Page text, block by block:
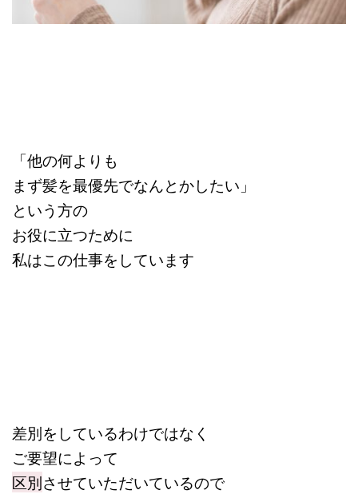
「他の何よりも
まず髪を最優先でなんとかしたい」
という方の
お役に立つために
私はこの仕事をしています
差別をしているわけではなく
ご要望によって
区別させていただいているので